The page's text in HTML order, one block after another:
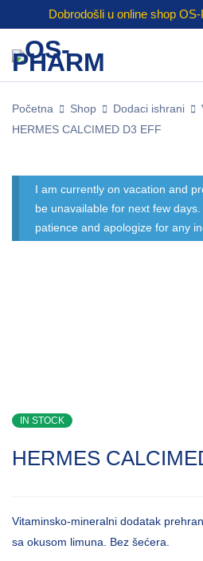
Dobrodošli u online shop OS-
Početna Shop Dodaci ishrani
HERMES CALCIMED D3 EFF
I am currently on vacation and
be unavailable for next few
patience and apologize for any
IN STOCK
HERMES
Vitaminsko-mineralni dodatak
sa okusom limuna. Bez šećera.